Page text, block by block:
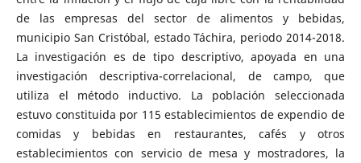
de las empresas del sector de alimentos y bebidas,
municipio San Cristóbal, estado Táchira, periodo 2014-2018.
La investigación es de tipo descriptivo, apoyada en una
investigación descriptiva-correlacional, de campo, que
utiliza el método inductivo. La población seleccionada
estuvo constituida por 115 establecimientos de expendio de
comidas y bebidas en restaurantes, cafés y otros
establecimientos con servicio de mesa y mostradores, la